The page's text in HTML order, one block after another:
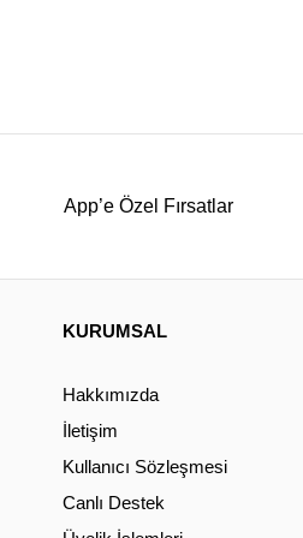
App’e Özel Fırsatlar
KURUMSAL
Hakkımızda
İletişim
Kullanıcı Sözleşmesi
Canlı Destek